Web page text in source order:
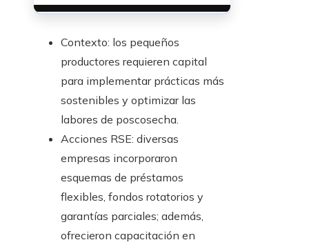
Contexto: los pequeños
productores requieren capital
para implementar prácticas más
sostenibles y optimizar las
labores de poscosecha.
Acciones RSE: diversas
empresas incorporaron
esquemas de préstamos
flexibles, fondos rotatorios y
garantías parciales; además,
ofrecieron capacitación en